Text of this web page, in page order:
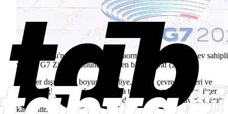
Sicilya Adası'ndaki tatil beldesi Taormina'nın iki gündür ev
yaptığı G7 Zirvesi sonunda çekilen bir fotoğraf (2017)
Zirveler dışında yıl boyunca maliye, sağlık, çevre, dışişleri ve
teknoloji gibi alanlarda çok sayıda toplantı yapılır. Ayrıca diğer
ülkeler ve uluslararası kuruluşlar da bu toplantılara davetli olarak
katılabilir.